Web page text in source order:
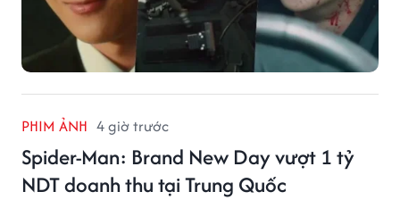
PHIM ẢNH 4 giờ trước
Spider-Man: Brand New Day vượt 1 tỷ
NDT doanh thu tại Trung Quốc